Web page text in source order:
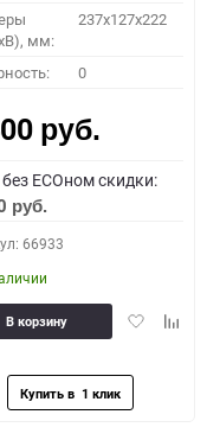
мм:
237x127x222
0
руб.
ECOном скидки:
руб.
66933
Добавить
В корзину